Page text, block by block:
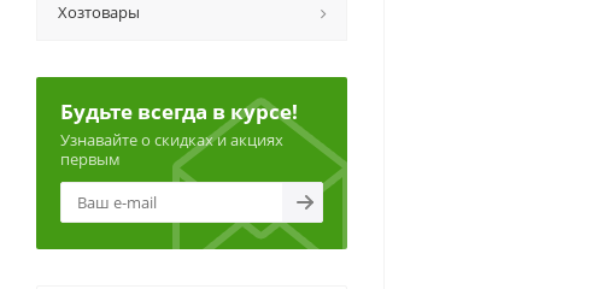
Хозтовары
Будьте всегда в курсе!
Узнавайте о скидках и акциях
первым